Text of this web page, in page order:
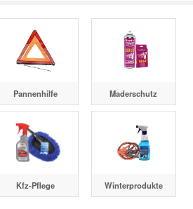
Pannenhilfe Maderschutz
Kfz-Pflege Winterprodukte